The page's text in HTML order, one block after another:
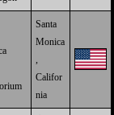
Santa
Monica
,
Califor
nia